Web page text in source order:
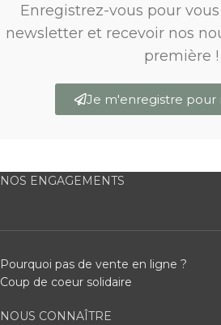
Enregistrez-vous pour
newsletter et recevoir nos
première !
Je m'enregistre pour
NOS ENGAGEMENTS
Pourquoi pas de vente en ligne ?
Coup de coeur solidaire
NOUS CONNAÎTRE